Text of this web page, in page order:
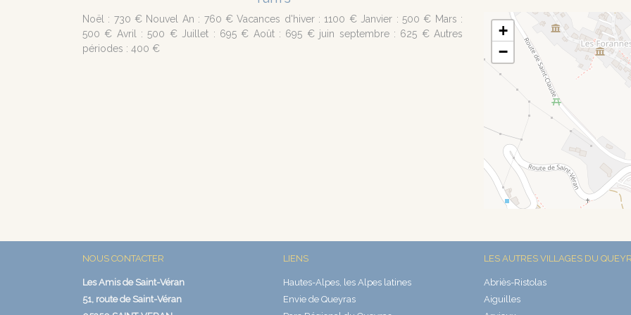
Noël : 730 € Nouvel An : 760 € Vacances d'hiver : 1100 € Janvier : 500 € Mars :
500 € Avril : 500 € Juillet : 695 € Août : 695 € juin septembre : 625 € Autres
périodes : 400 €
+
−
NOUS CONTACTER
Les Amis de Saint-Véran
51, route de Saint-Véran
LIENS
Hautes-Alpes, les Alpes latines
Envie de Queyras
LES AUTRES VILLAGES DU
Abriès-Ristolas
Aiguilles